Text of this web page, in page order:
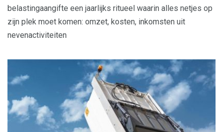
belastingaangifte een jaarlijks ritueel waarin alles netjes op
zijn plek moet komen: omzet, kosten, inkomsten uit
nevenactiviteiten